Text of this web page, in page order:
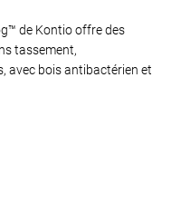
de Kontio offre des
tassement,
avec bois antibactérien et